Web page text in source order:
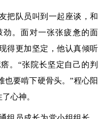
队员叫到一起座谈，和
。面对一张张疲惫的面
得更加坚定，他认真倾听
。“张院长坚定自己的判
也要啃下硬骨头。”程心阳
心神。